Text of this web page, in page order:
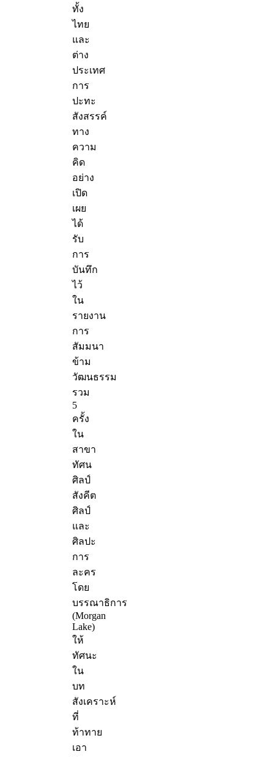
ทั้ง
ไทย
และ
ต่าง
ประเทศ
การ
ปะทะ
สังสรรค์
ทาง
ความ
คิด
อย่าง
เปิด
เผย
ได้
รับ
การ
บันทึก
ไว้
ใน
รายงาน
การ
สัมมนา
ข้าม
วัฒนธรรม
รวม
5
ครั้ง
ใน
สาขา
ทัศน
ศิลป์
สังคีต
ศิลป์
และ
ศิลปะ
การ
ละคร
โดย
บรรณาธิการ
(Morgan
Lake)
ให้
ทัศนะ
ใน
บท
สังเคราะห์
ที่
ท้าทาย
เอา